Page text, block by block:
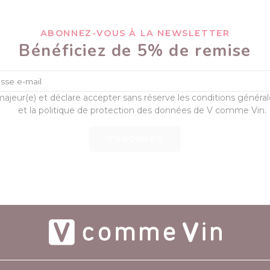
ABONNEZ-VOUS À LA NEWSLETTER
Bénéficiez de 5% de remise
et déclare accepter sans réserve les conditions
et la politique de protection des données de V comme Vin.